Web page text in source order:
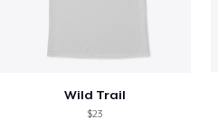
Wild Trail
$23